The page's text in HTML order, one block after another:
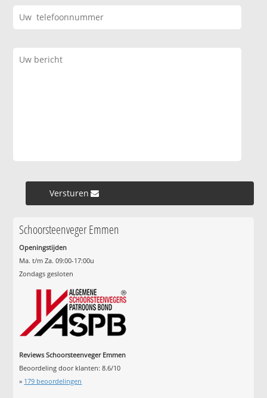
Versturen »
Schoorsteenveger Emmen
Openingstijden
Ma. t/m Za. 09:00-17:00u
Zondags gesloten
Reviews Schoorsteenveger Emmen
Beoordeling door klanten:8.6/10
» 179 beoordelingen